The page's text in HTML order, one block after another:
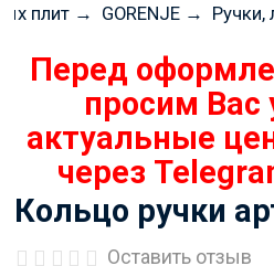
плит → GORENJE→
Кольцо ручки
Оставить отзыв